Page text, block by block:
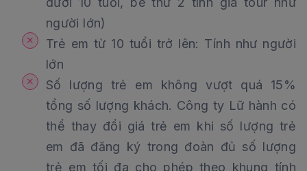
người lớn)
Trẻ em từ 10 tuổi trở lên: Tính như người
lớn
Số lượng trẻ em không vượt quá 15%
tổng số lượng khách. Công ty Lữ hành có
thể thay đổi giá trẻ em khi số lượng trẻ
em đã đăng ký trong đoàn đủ số lượng
trẻ em tối đa cho phép theo khung tính